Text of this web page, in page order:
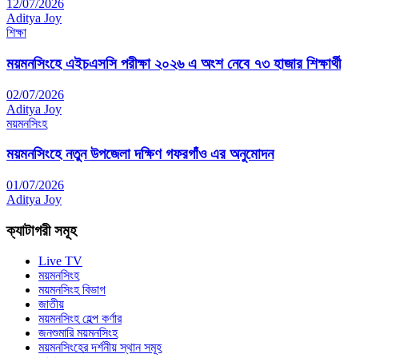
12/07/2026
Aditya Joy
শিক্ষা
ময়মনসিংহে এইচএসসি পরীক্ষা ২০২৬ এ অংশ নেবে ৭৩ হাজার শিক্ষার্থী
02/07/2026
Aditya Joy
ময়মনসিংহ
ময়মনসিংহে নতুন উপজেলা দক্ষিণ গফরগাঁও এর অনুমোদন
01/07/2026
Aditya Joy
ক্যাটাগরী সমূহ
Live TV
ময়মনসিংহ
ময়মনসিংহ বিভাগ
জাতীয়
ময়মনসিংহ হেল্প কর্ণার
জনশুমারি ময়মনসিংহ
ময়মনসিংহের দর্শনীয় স্থান সমূহ